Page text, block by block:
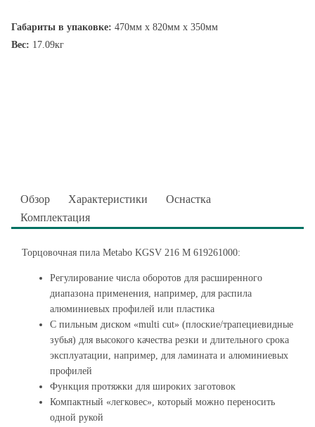
Габариты в упаковке: 470мм x 820мм x 350мм
Вес: 17.09кг
Обзор Характеристики
Оснастка
Комплектация
Торцовочная пила Metabo KGSV 216 M 619261000:
Регулирование числа оборотов для расширенного
диапазона применения, например, для распила
алюминиевых профилей или пластика
С пильным диском «multi cut» (плоские/трапециевидные
зубья) для высокого качества резки и длительного срока
эксплуатации, например, для ламината и алюминиевых
профилей
Функция протяжки для широких заготовок
Компактный «легковес», который можно переносить
одной рукой